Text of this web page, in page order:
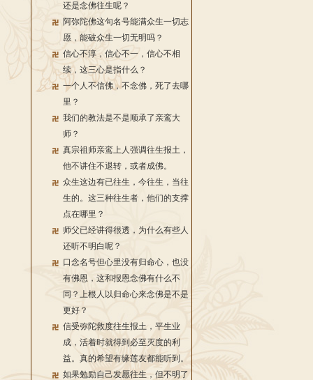
还是念佛往生呢？
阿弥陀佛这句名号能满众生一切志
愿，能破众生一切无明吗？
信心不淳，信心不一，信心不相
续，这三心是指什么？
一个人不信佛，不念佛，死了去哪
里？
我们的教法是不是顺承了亲鸾大
师？
真宗祖师亲鸾上人强调往生报土，
他不讲住不退转，或者成佛。
众生这边有已往生，今往生，当往
生的。这三种往生者，他们的支撑
点在哪里？
师父已经讲得很透，为什么有些人
还听不明白呢？
口念名号但心里没有归命心，也没
有佛恩，这和报恩念佛有什么不
同？上根人以归命心来念佛是不是
更好？
信受弥陀救度往生报土，平生业
成，活着时就得到必至灭度的利
益。真的希望有缘莲友都能听到。
如果勉励自己发愿往生，但不明了